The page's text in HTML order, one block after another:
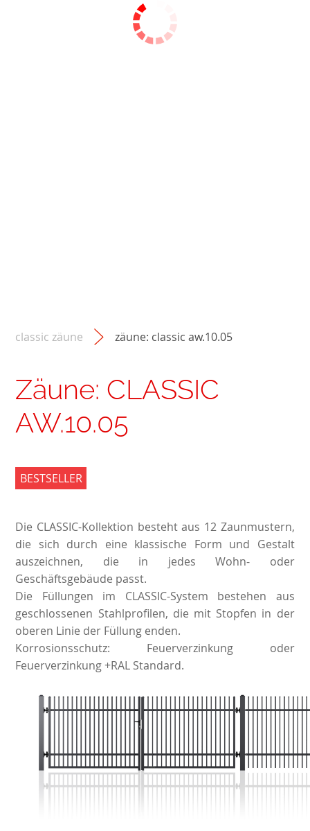
classic zäune zäune: classic aw.10.05
Zäune: CLASSIC
AW.10.05
BESTSELLER
Die CLASSIC-Kollektion besteht aus 12 Zaunmustern,
die sich durch eine klassische Form und Gestalt
auszeichnen, die in jedes Wohn- oder
Geschäftsgebäude passt.
Die Füllungen im CLASSIC-System bestehen aus
geschlossenen Stahlprofilen, die mit Stopfen in der
oberen Linie der Füllung enden.
Korrosionsschutz: Feuerverzinkung oder
Feuerverzinkung +RAL Standard.